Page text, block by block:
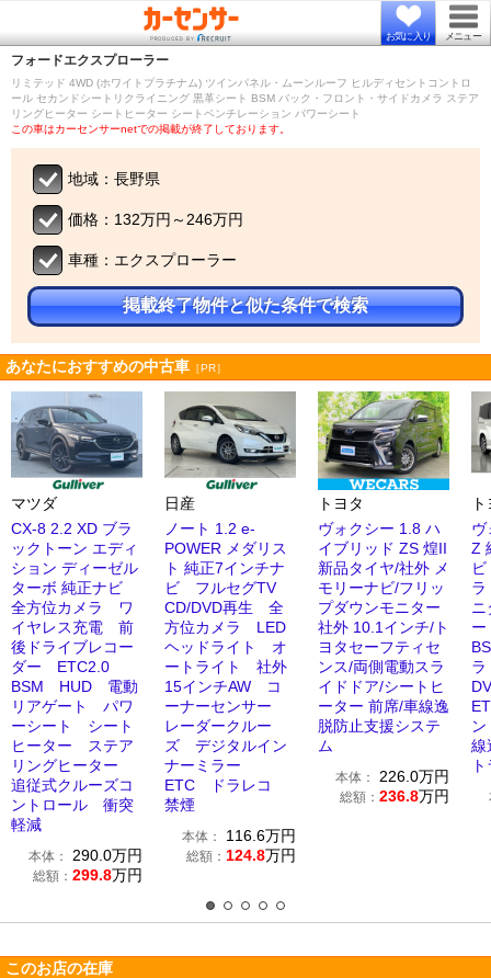
お気に入り メニュー
フォードエクスプローラー
リミテッド 4WD (ホワイトプラチナム) ツインパネル・ムーンルーフ ヒルディセントコントロ
ール セカンドシートリクライニング 黒革シート BSM バック・フロント・サイドカメラ ステア
リングヒーター シートヒーター シートベンチレーション パワーシート
この車はカーセンサーnetでの掲載が終了しております。
地域：長野県
価格：132万円～246万円
車種：エクスプローラー
掲載終了物件と似た条件で検索
あなたにおすすめの中古車 ［PR］
マツダ
CX-8 2.2 XD ブラ
ックトーン エディ
ション ディーゼル
ターボ 純正ナビ
全方位カメラ ワ
イヤレス充電 前
後ドライブレコー
ダー ETC2.0
BSM HUD 電動
リアゲート パワ
ーシート シート
ヒーター ステア
リングヒーター
追従式クルーズコ
ントロール 衝突
軽減
本体： 290.0万円
総額： 299.8万円
日産
ノート 1.2 e-
POWER メダリス
ト 純正7インチナ
ビ フルセグTV
CD/DVD再生 全
方位カメラ LED
ヘッドライト オ
ートライト 社外
15インチAW コ
ーナーセンサー
レーダークルー
ズ デジタルイン
ナーミラー
ETC ドラレコ
禁煙
本体： 116.6万円
総額： 124.8万円
トヨタ
ヴォクシー 1.8 ハ
イブリッド ZS 煌II
新品タイヤ/社外 メ
モリーナビ/フリッ
プダウンモニター
社外 10.1インチ/ト
ヨタセーフティセ
ンス/両側電動スラ
イドドア/シートヒ
ーター 前席/車線逸
脱防止支援システ
ム
本体： 226.0万円
総額： 236.8万円
ヴ
Z
線
このお店の在庫